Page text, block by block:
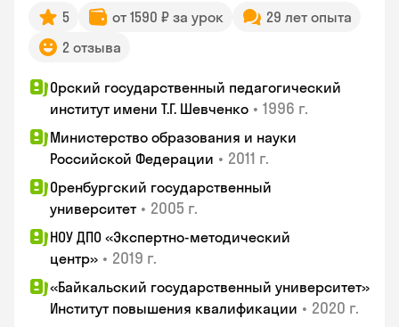
5 от 1590 ₽ за урок
29 лет опыта
2 отзыва
Орский государственный педагогический
институт имени Т.Г. Шевченко • 1996 г.
Министерство образования и науки
Российской Федерации • 2011 г.
Оренбургский государственный
университет • 2005 г.
НОУ ДПО «Экспертно-методический
центр» • 2019 г.
«Байкальский государственный университет»
Институт повышения квалификации • 2020 г.